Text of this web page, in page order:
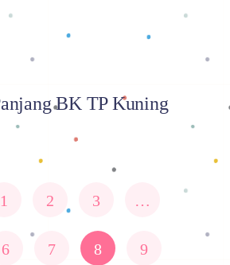
BK TP Kuning
1 2 3 …
6 7 8 9